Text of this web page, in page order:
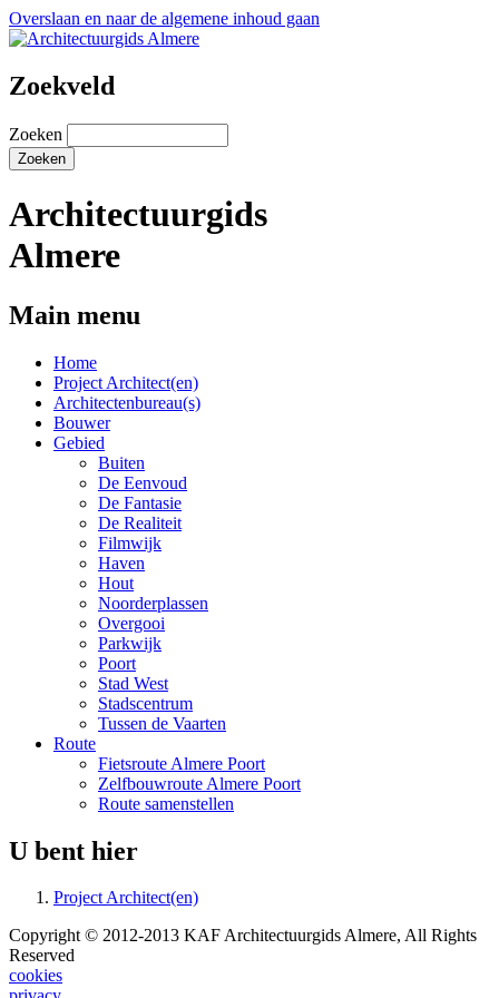
Overslaan en naar de algemene inhoud gaan
Zoekveld
Zoeken
Architectuurgids
Almere
Main menu
Home
Project Architect(en)
Architectenbureau(s)
Bouwer
Gebied
Buiten
De Eenvoud
De Fantasie
De Realiteit
Filmwijk
Haven
Hout
Noorderplassen
Overgooi
Parkwijk
Poort
Stad West
Stadscentrum
Tussen de Vaarten
Route
Fietsroute Almere Poort
Zelfbouwroute Almere Poort
Route samenstellen
U bent hier
Project Architect(en)
Copyright © 2012-2013 KAF Architectuurgids Almere, All Rights
Reserved
cookies